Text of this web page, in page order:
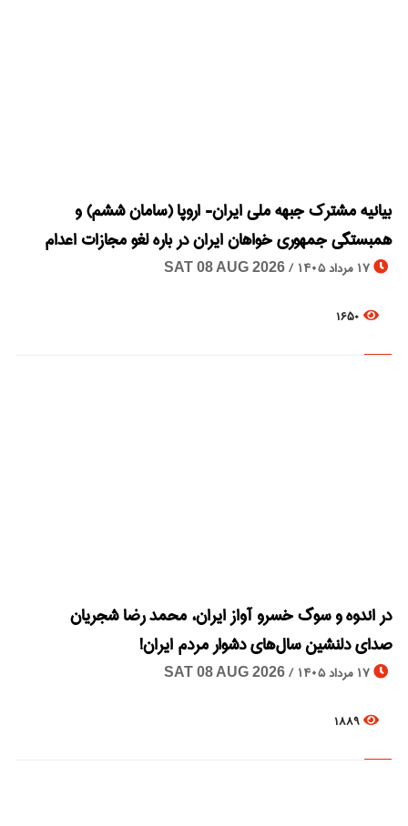
بیانیه مشترک جبهه ملی ایران- اروپا (سامان ششم) و
همبستگی جمهوری خواهان ایران در باره لغو مجازات اعدام
17 مرداد 1405 / SAT 08 AUG 2026
1650
در اندوه و سوگ خسرو آواز ایران، محمد رضا شجریان
صدای دلنشین سال‌های دشوار مردم ایران!
17 مرداد 1405 / SAT 08 AUG 2026
1889